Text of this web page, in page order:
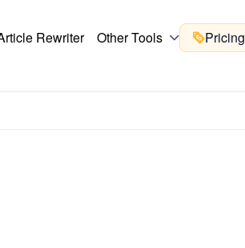
Rewriter Other Tools Pricing